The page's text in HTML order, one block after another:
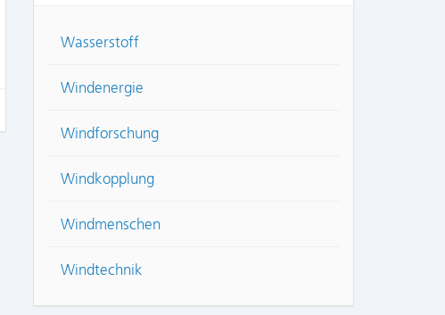
Wasserstoff
Windenergie
Windforschung
Windkopplung
Windmenschen
Windtechnik